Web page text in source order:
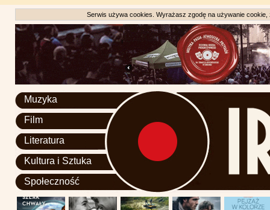
Serwis używa cookies. Wyrażasz zgodę na używanie
Muzyka
Film
Literatura
Kultura i Sztuka
Społeczność